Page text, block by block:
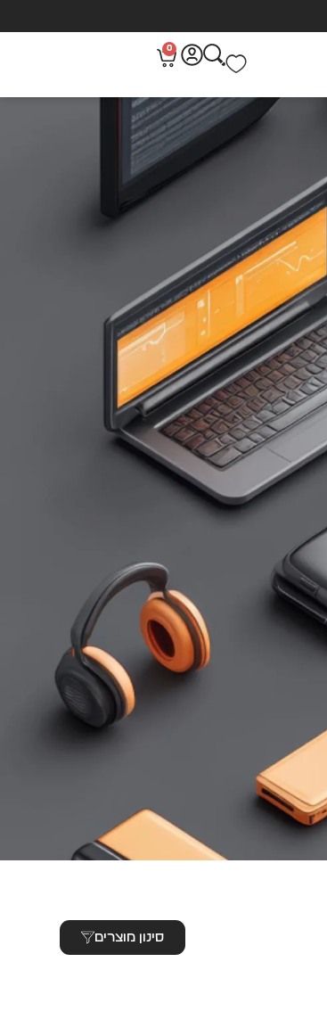
0
סינון מוצרים